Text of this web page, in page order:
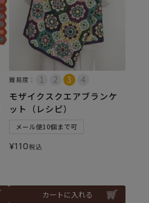
難易度：
モザイクスクエアブランケ
ット（レシピ）
メール便10個まで可
¥110税込
カートに入れる